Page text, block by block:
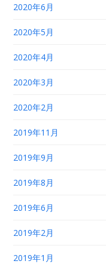
2020年6月
2020年5月
2020年4月
2020年3月
2020年2月
2019年11月
2019年9月
2019年8月
2019年6月
2019年2月
2019年1月